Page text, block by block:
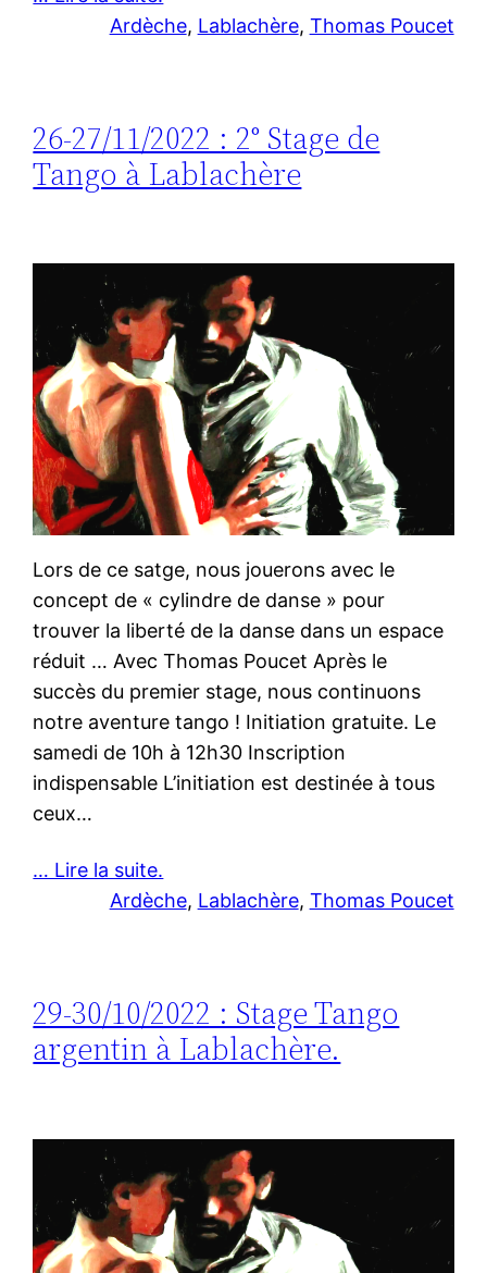
Ardèche, Lablachère, Thomas Poucet
26-27/11/2022 : 2° Stage de
Tango à Lablachère
Lors de ce satge, nous jouerons avec le
concept de « cylindre de danse » pour
trouver la liberté de la danse dans un espace
réduit … Avec Thomas Poucet Après le
succès du premier stage, nous continuons
notre aventure tango ! Initiation gratuite. Le
samedi de 10h à 12h30 Inscription
indispensable L’initiation est destinée à tous
ceux…
… Lire la suite.
Ardèche, Lablachère, Thomas Poucet
29-30/10/2022 : Stage Tango
argentin à Lablachère.